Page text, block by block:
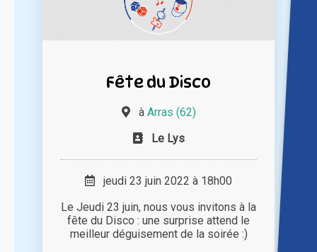
Fête du Disco
à Arras (62)
Le Lys
jeudi 23 juin 2022 à 18h00
Le Jeudi 23 juin, nous vous invitons à la
fête du Disco : une surprise attend le
meilleur déguisement de la soirée :)